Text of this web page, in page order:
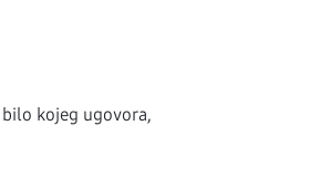
kojeg ugovora,